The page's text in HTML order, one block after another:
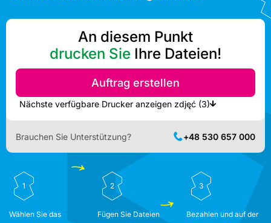
An diesem Punkt
drucken Sie Ihre Dateien!
Auftrag erstellen
Nächste verfügbare Drucker anzeigen zdjęć (3)
Brauchen Sie Unterstützung? +48 530 657 000
1
Wählen Sie das
2
Fügen Sie Dateien
3
Bezahlen und auf der